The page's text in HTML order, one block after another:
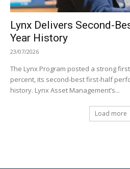
Lynx Delivers Second-
Year History
23/07/2026
The Lynx Program posted a strong
percent, its second-best first-half
history. Lynx Asset Management’s...
Load more